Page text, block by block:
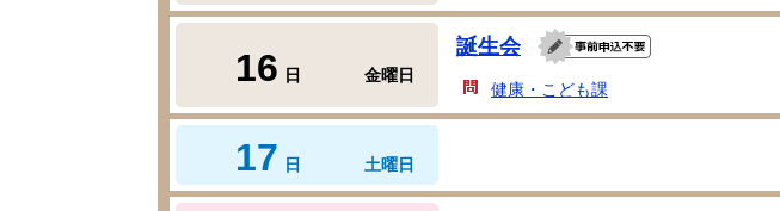
16 日 金曜日
誕生会
健康・こども課
17 日 土曜日